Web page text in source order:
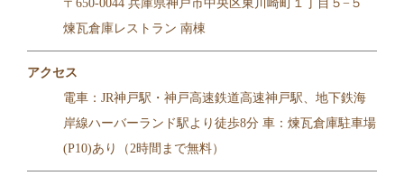
〒650-0044 兵庫県神戸市中央区東川崎町１丁目５−５
煉瓦倉庫レストラン 南棟
アクセス
電車：JR神戸駅・神戸高速鉄道高速神戸駅、地下鉄海
岸線ハーバーランド駅より徒歩8分 車：煉瓦倉庫駐車場
(P10)あり（2時間まで無料）